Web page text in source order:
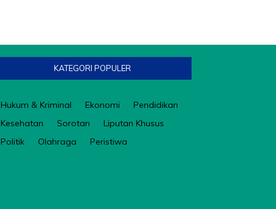
KATEGORI POPULER
Hukum & Kriminal Ekonomi
Pendidikan
Kesehatan
Sorotan
Liputan Khusus
Politik
Olahraga Peristiwa